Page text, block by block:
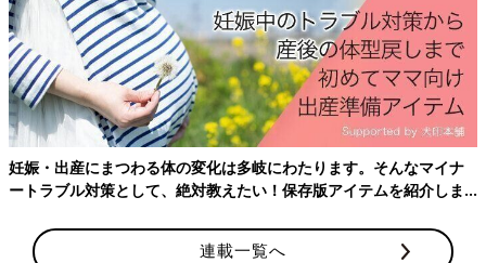
妊娠・出産にまつわる体の変化は多岐にわたります。そんなマイナ
ートラブル対策として、絶対教えたい！保存版アイテムを紹介しま
連載一覧へ